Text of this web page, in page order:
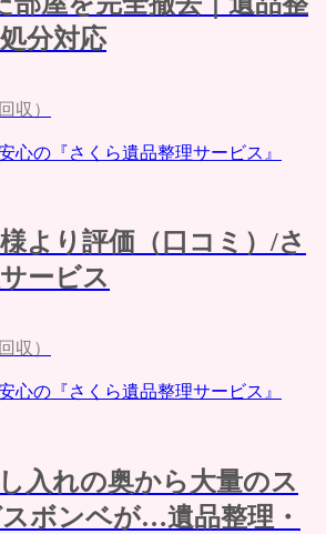
分対応
収）
心の『さくら遺品整理サービス』
より評価（口コミ）/さ
ービス
収）
心の『さくら遺品整理サービス』
し入れの奥から大量のス
ボンベが…遺品整理・